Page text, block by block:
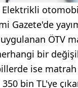
Elektrikli
Gazete'de
ÖTV
bir
ise matrah
bin TL'ye